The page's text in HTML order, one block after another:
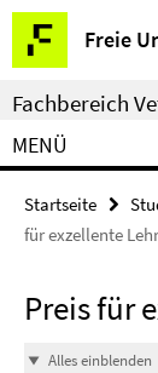
Springe
direkt
zu
Inhalt
Freie
Service-
Navigation
Fachbereich
MENÜ
Startseite
für exzellente
Preis für
Alles einblenden